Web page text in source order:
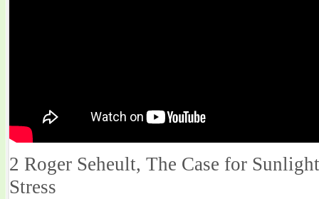
2 Roger Seheult, The Case for
Stress